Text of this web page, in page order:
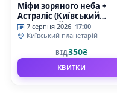
Міфи зоряного неба +
Астраліс (Київський
планетарій)
7 серпня 2026 17:00
Київський планетарій
ВІД350₴
КВИТКИ